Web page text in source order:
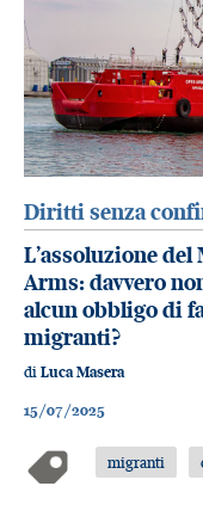
Diritti senza
L’assoluzione
Arms: davvero
alcun obbligo di
migranti?
di Luca Masera
15/07/2025
migranti